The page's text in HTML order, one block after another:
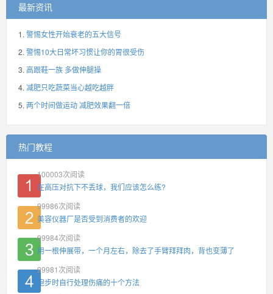
最新资讯
警惕女性开始衰老的五大信号
警惕10大日常坏习惯让你的胃很受伤
高跟鞋一族 多做伸腿操
减肥只吃蔬菜当心越吃越胖
两个时间做运动 减肥效果翻一倍
热门教程
100003次阅读
在高压对抗下不丢球，我们应该怎么练?
99986次阅读
美容仪器厂是否受到消费者的欢迎
99984次阅读
用一根伸展带，一个月左右，除去了手臂拜拜肉，背也变薄了
99981 次阅读
跑步时自行处理伤痛的十个方法